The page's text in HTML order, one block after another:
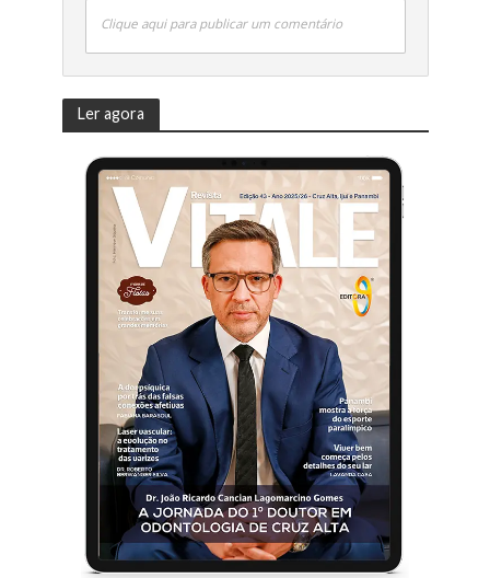
Clique aqui para publicar um comentário
Ler agora